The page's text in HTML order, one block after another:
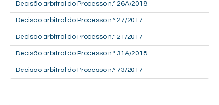
Decisão arbitral do Processo n.º 26A/2018
Decisão arbitral do Processo n.º 27/2017
Decisão arbitral do Processo n.º 21/2017
Decisão arbitral do Processo n.º 31A/2018
Decisão arbitral do Processo n.º 73/2017